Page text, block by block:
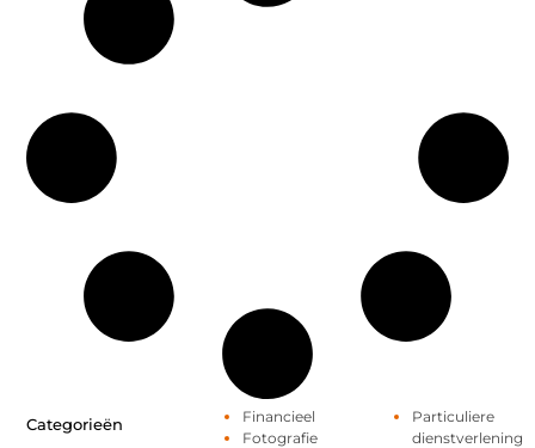
Categorieën
Financieel
Fotografie
Particuliere
dienstverlening